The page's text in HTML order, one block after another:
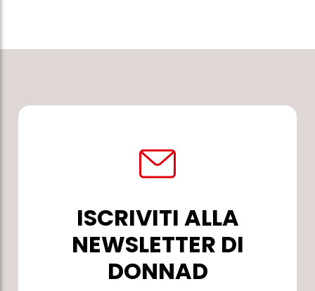
ISCRIVITI ALLA
NEWSLETTER DI
DONNAD